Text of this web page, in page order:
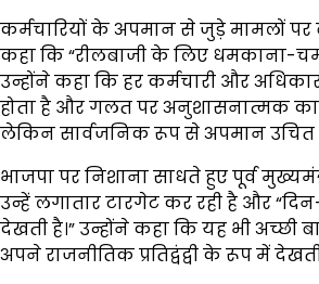
कर्मचारियों के अपमान से जुड़े मामलों
कहा कि “रीलबाजी के लिए धमकाना-
उन्होंने कहा कि हर कर्मचारी और
होता है और गलत पर अनुशासनात्मक
लेकिन सार्वजनिक रूप से अपमान उचित
भाजपा पर निशाना साधते हुए पूर्व
उन्हें लगातार टारगेट कर रही है और
देखती है।” उन्होंने कहा कि यह भी अच्छी
अपने राजनीतिक प्रतिद्वंद्वी के रूप में